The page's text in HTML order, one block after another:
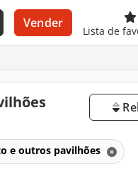
Vender
Lista de
e outros pavilhões